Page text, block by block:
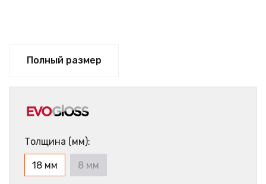
Полный размер
Толщина (мм):
18 мм 8 мм